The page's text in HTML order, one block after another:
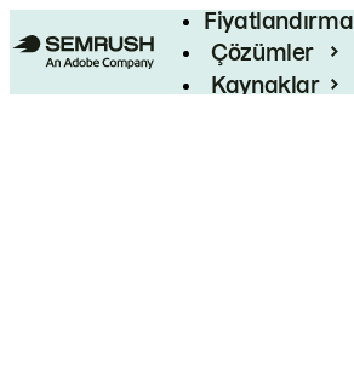
Fiyatlandırma
Çözümler
Kaynaklar